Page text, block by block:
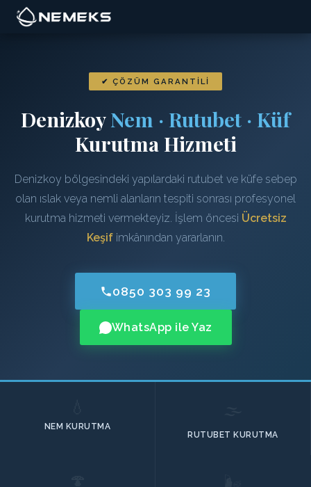
✔ ÇÖZÜM GARANTILI
DenizkoyNem · Rutubet · Küf
Kurutma Hizmeti
Denizkoy bölgesindeki yapılardaki rutubet ve küfe sebep
olan ıslak veya nemli alanların tespiti sonrası profesyonel
kurutma hizmeti vermekteyiz. İşlem öncesi Ücretsiz
Keşifimkânından yararlanın.
0850 303 99 23
WhatsApp ile Yaz
NEM KURUTMA
RUTUBET KURUTMA